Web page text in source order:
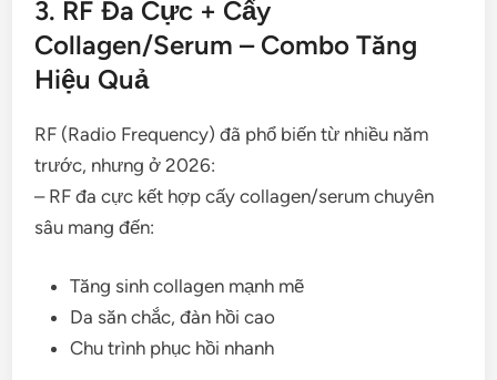
3. RF Đa Cực + Cấy
Collagen/Serum – Combo Tăng
Hiệu Quả
RF (Radio Frequency) đã phổ biến từ nhiều năm
trước, nhưng ở 2026:
– RF đa cực kết hợp cấy collagen/serum chuyên
sâu mang đến:
Tăng sinh collagen mạnh mẽ
Da săn chắc, đàn hồi cao
Chu trình phục hồi nhanh